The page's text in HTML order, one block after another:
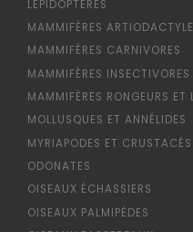
LÉPIDOPTÈRES
MAMMIFÈRES
MAMMIFÈRES CARNIVORES
MAMMIFÈRES INSECTIVORES
MAMMIFÈRES RONGEURS ET
MOLLUSQUES ET ANNÉLIDES
MYRIAPODES ET CRUSTACÉS
ODONATES
OISEAUX ÉCHASSIERS
OISEAUX PALMIPÈDES